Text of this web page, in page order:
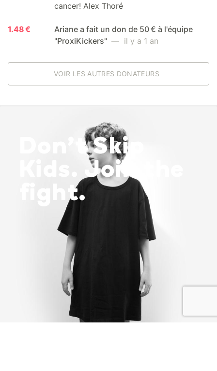
cancer! Alex Thoré
1.48 €
Ariane a fait un don de 50 € à l'équipe
"ProxiKickers" — il y a 1 an
VOIR LES AUTRES DONATEURS
Don’t Skip
Kids. Join the
fight.